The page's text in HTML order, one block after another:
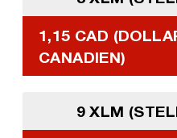
1,15 CAD
CANADIEN)
9 XLM